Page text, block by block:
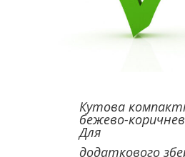
Кутова
бежево-
Для
додаткового